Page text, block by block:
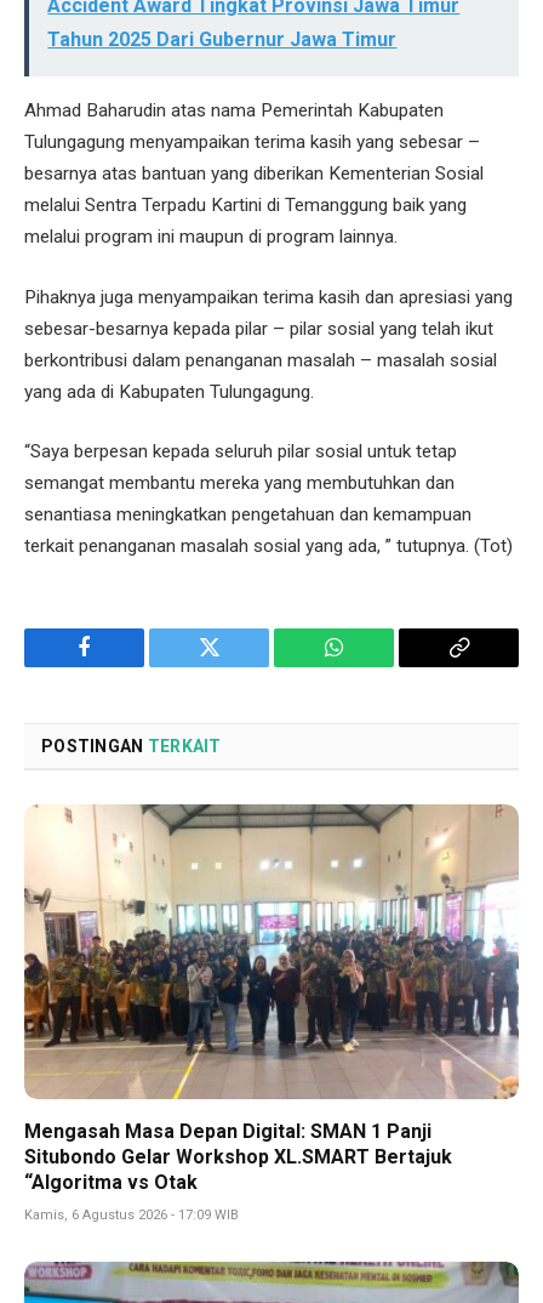
Accident Award Tingkat Provinsi Jawa Timur
Tahun 2025 Dari Gubernur Jawa Timur
Ahmad Baharudin atas nama Pemerintah Kabupaten
Tulungagung menyampaikan terima kasih yang sebesar –
besarnya atas bantuan yang diberikan Kementerian Sosial
melalui Sentra Terpadu Kartini di Temanggung baik yang
melalui program ini maupun di program lainnya.
Pihaknya juga menyampaikan terima kasih dan apresiasi yang
sebesar-besarnya kepada pilar – pilar sosial yang telah ikut
berkontribusi dalam penanganan masalah – masalah sosial
yang ada di Kabupaten Tulungagung.
“Saya berpesan kepada seluruh pilar sosial untuk tetap
semangat membantu mereka yang membutuhkan dan
senantiasa meningkatkan pengetahuan dan kemampuan
terkait penanganan masalah sosial yang ada, ” tutupnya. (Tot)
Facebook Twitter WhatsApp
Copy
POSTINGAN TERKAIT
Mengasah Masa Depan Digital: SMAN 1 Panji
Situbondo Gelar Workshop XL.SMART Bertajuk
“Algoritma vs Otak
Kamis, 6 Agustus 2026 - 17:09 WIB